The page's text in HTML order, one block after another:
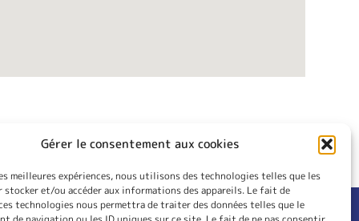
Gérer le consentement aux cookies
meilleures expériences, nous utilisons des technologies telles que les
stocker et/ou accéder aux informations des appareils. Le fait de
technologies nous permettra de traiter des données telles que le